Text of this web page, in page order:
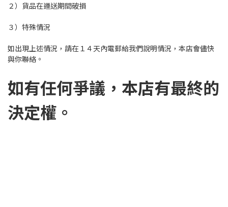
２）貨品在運送期間破損
３）特殊情況
如出現上述情況，請在１４天內電郵給我們說明情況，本店會儘快
與你聯絡。
如有任何爭議，本店有最終的
決定權。